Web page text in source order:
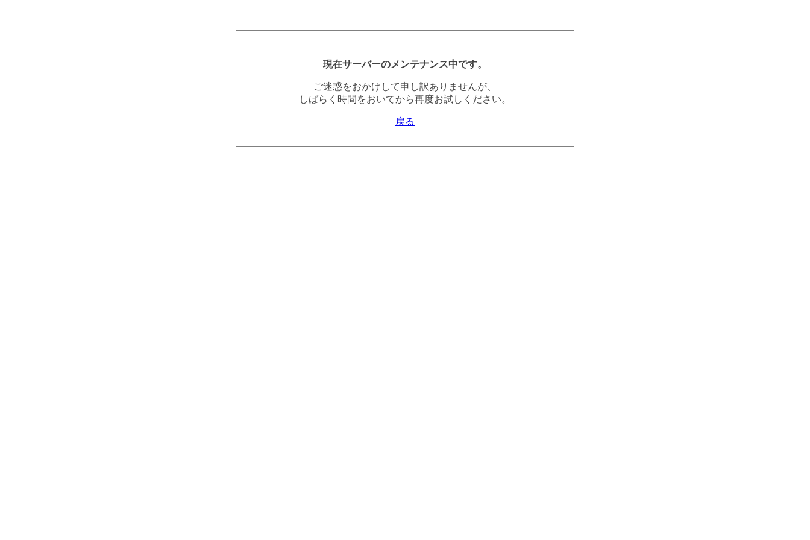
現在サーバーのメンテナンス中です。
ご迷惑をおかけして申し訳ありませんが、
しばらく時間をおいてから再度お試しください。
戻る